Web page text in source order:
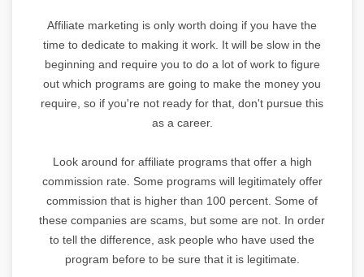
Affiliate marketing is only worth doing if you have the
time to dedicate to making it work. It will be slow in the
beginning and require you to do a lot of work to figure
out which programs are going to make the money you
require, so if you're not ready for that, don't pursue this
as a career.
Look around for affiliate programs that offer a high
commission rate. Some programs will legitimately offer
commission that is higher than 100 percent. Some of
these companies are scams, but some are not. In order
to tell the difference, ask people who have used the
program before to be sure that it is legitimate.